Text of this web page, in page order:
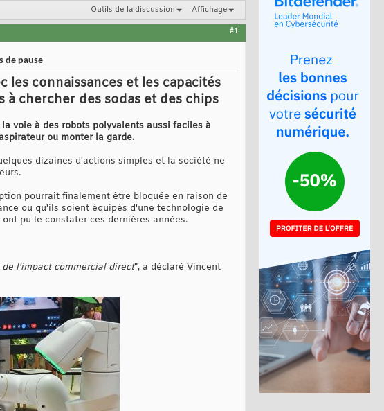
Outils de la discussion Affichage
#1
de pause
les connaissances et les capacités
chercher des sodas et des chips
voie à des robots polyvalents aussi faciles à
ou monter la garde.
dizaines d'actions simples et la société ne
pourrait finalement être bloquée en raison de
ou qu'ils soient équipés d'une technologie de
pu le constater ces dernières années.
l'impact commercial direct", a déclaré Vincent